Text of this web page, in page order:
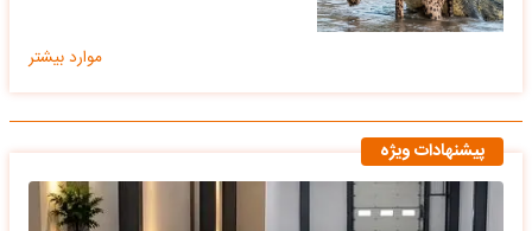
موارد بیشتر
پیشنهادات ویژه